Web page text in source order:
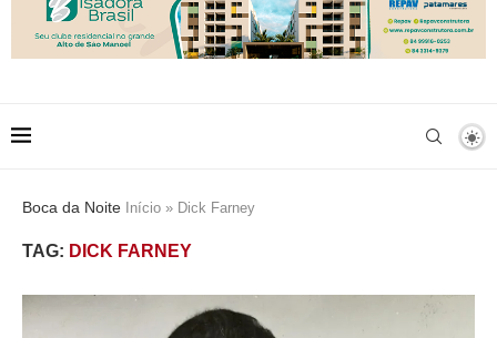
Boca da Noite Início » Dick Farney
TAG: DICK FARNEY